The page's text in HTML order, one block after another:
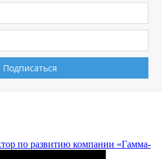
по развитию компании «Гамма-